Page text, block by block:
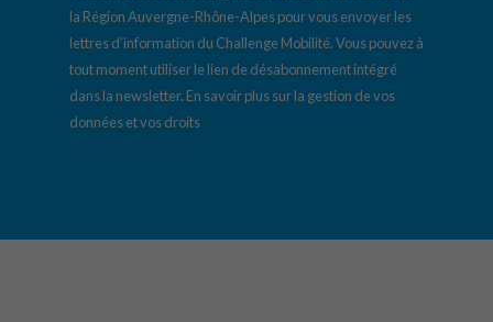
la Région Auvergne-Rhône-Alpes pour vous envoyer les
lettres d’information du Challenge Mobilité. Vous pouvez à
tout moment utiliser le lien de désabonnement intégré
dans la newsletter. En savoir plus sur la gestion de vos
données et vos droits